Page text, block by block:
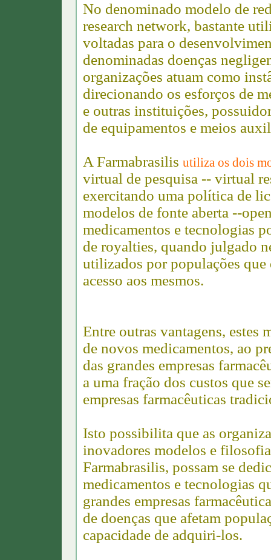
No denominado modelo de
research network, bastante
voltadas para o
denominadas doenças
organizações atuam como
direcionando os esforços de
e outras instituições,
de equipamentos e meios
A Farmabrasilis utiliza os dois
virtual de pesquisa -- virtual
exercitando uma política de
modelos de fonte aberta --
medicamentos e tecnologias
de royalties, quando julgado
utilizados por populações que
acesso aos mesmos.
Entre outras vantagens, estes
de novos medicamentos, ao
das grandes empresas
a uma fração dos custos que
empresas farmacêuticas
Isto possibilita que as
inovadores modelos e
Farmabrasilis, possam se
medicamentos e tecnologias
grandes empresas
de doenças que afetam
capacidade de adquiri-los.